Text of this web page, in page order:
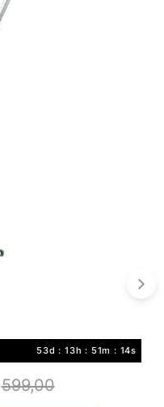
53d : 13h : 51m : 13s
599,00